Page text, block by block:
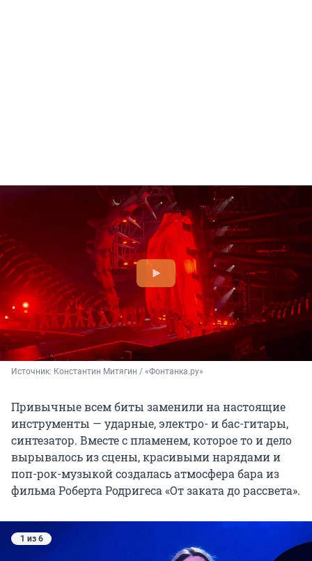
Источник: Константин Митягин / «Фонтанка.ру»
Привычные всем биты заменили на настоящие
инструменты — ударные, электро- и бас-гитары,
синтезатор. Вместе с пламенем, которое то и дело
вырывалось из сцены, красивыми нарядами и
поп-рок-музыкой создалась атмосфера бара из
фильма Роберта Родригеса «От заката до рассвета».
1 из 6